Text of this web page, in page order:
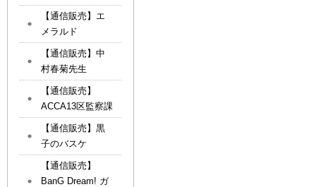
【通信販売】エ
メラルド
【通信販売】中
村春菊先生
【通信販売】
ACCA13区監察課
【通信販売】黒
子のバスケ
【通信販売】
BanG Dream! ガ